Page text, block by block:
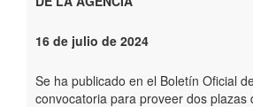
16 de julio de 2024
Se ha publicado en el Boletín Oficial
convocatoria para proveer dos plazas